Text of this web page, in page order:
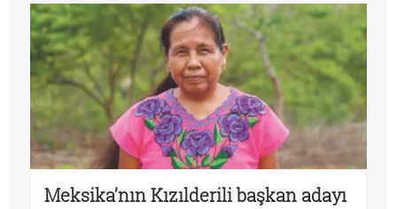
Meksika’nın Kızılderili başkan adayı